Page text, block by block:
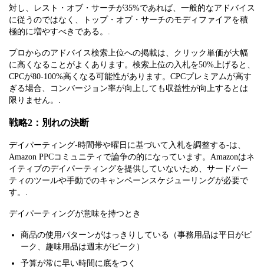
対し、レスト・オブ・サーチが35%であれば、一般的なアドバイス
に従うのではなく、トップ・オブ・サーチのモディファイアを積
極的に増やすべきである。.
プロからのアドバイス検索上位への掲載は、クリック単価が大幅
に高くなることがよくあります。検索上位の入札を50%上げると、
CPCが80-100%高くなる可能性があります。CPCプレミアムが高す
ぎる場合、コンバージョン率が向上しても収益性が向上するとは
限りません。.
戦略2：別れの決断
デイパーティング-時間帯や曜日に基づいて入札を調整する-は、
Amazon PPCコミュニティで論争の的になっています。Amazonはネ
イティブのデイパーティングを提供していないため、サードパー
ティのツールや手動でのキャンペーンスケジューリングが必要で
す。.
デイパーティングが意味を持つとき
商品の使用パターンがはっきりしている（事務用品は平日がピ
ーク、趣味用品は週末がピーク）
予算が常に早い時間に底をつく